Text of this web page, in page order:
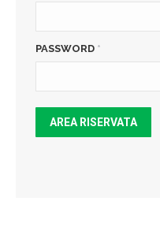
PASSWORD *
AREA RISERVATA